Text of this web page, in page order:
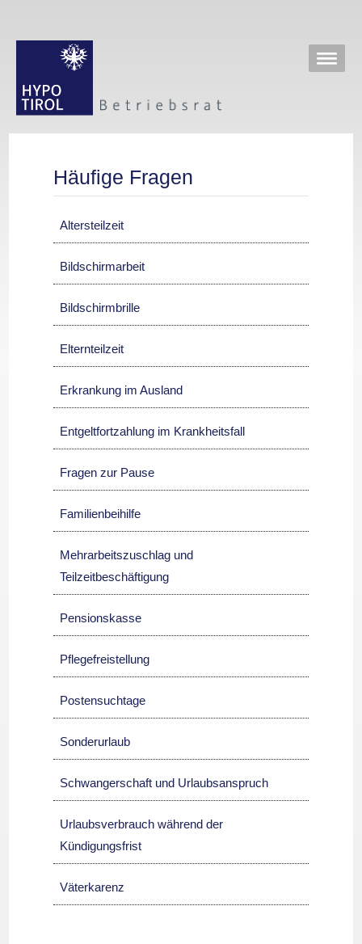
Häufige Fragen
Altersteilzeit
Bildschirmarbeit
Bildschirmbrille
Elternteilzeit
Erkrankung im Ausland
Entgeltfortzahlung im Krankheitsfall
Fragen zur Pause
Familienbeihilfe
Mehrarbeitszuschlag und
Teilzeitbeschäftigung
Pensionskasse
Pflegefreistellung
Postensuchtage
Sonderurlaub
Schwangerschaft und Urlaubsanspruch
Urlaubsverbrauch während der
Kündigungsfrist
Väterkarenz